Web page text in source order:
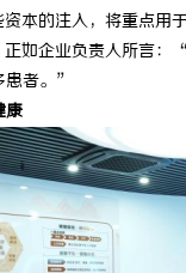
资本的注入，将重点用
如企业负责人所言
患者。”
康